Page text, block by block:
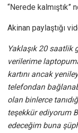
“Nerede kalmıştık”
Akinan paylaştığı
Yaklaşık 20 saatlik
verilerime
kartını ancak
telefondan
olan binlerce
teşekkür ediyorum
edeceğim buna